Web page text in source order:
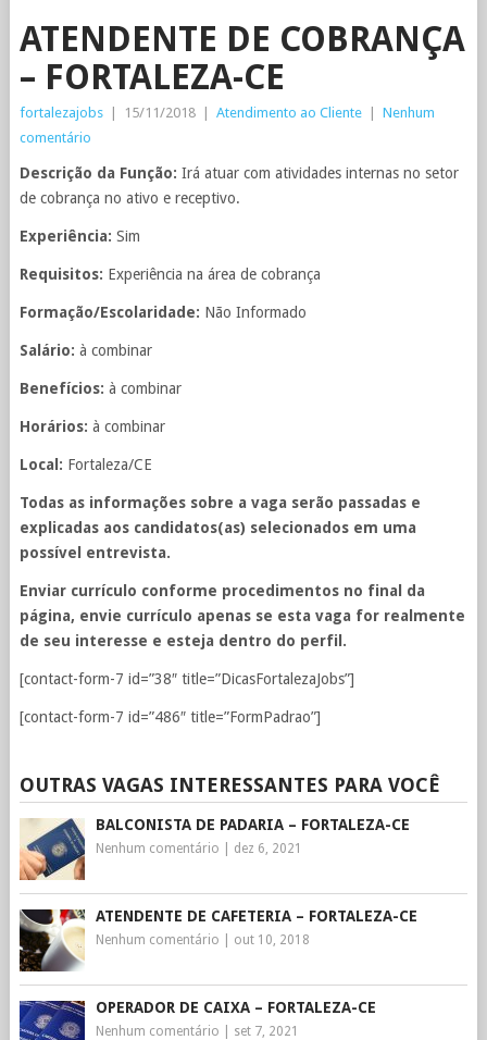
ATENDENTE DE COBRANÇA
– FORTALEZA-CE
fortalezajobs 15/11/2018 Atendimento ao Cliente
Nenhum
comentário
Descrição da Função: Irá atuar com atividades internas no setor
de cobrança no ativo e receptivo.
Experiência: Sim
Requisitos: Experiência na área de cobrança
Formação/Escolaridade: Não Informado
Salário: à combinar
Benefícios: à combinar
Horários: à combinar
Local: Fortaleza/CE
Todas as informações sobre a vaga serão passadas e
explicadas aos candidatos(as) selecionados em uma
possível entrevista.
Enviar currículo conforme procedimentos no final da
página, envie currículo apenas se esta vaga for realmente
de seu interesse e esteja dentro do perfil.
[contact-form-7 id=”38″ title=”DicasFortalezaJobs”]
[contact-form-7 id=”486″ title=”FormPadrao”]
OUTRAS VAGAS INTERESSANTES PARA VOCÊ
BALCONISTA DE PADARIA – FORTALEZA-CE
Nenhum comentário dez 6, 2021
ATENDENTE DE CAFETERIA – FORTALEZA-CE
Nenhum comentário out 10, 2018
OPERADOR DE CAIXA – FORTALEZA-CE
Nenhum comentário set 7, 2021